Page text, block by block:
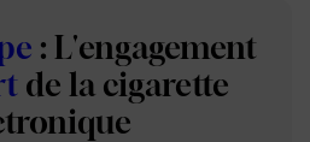
: L'engagement
de la cigarette